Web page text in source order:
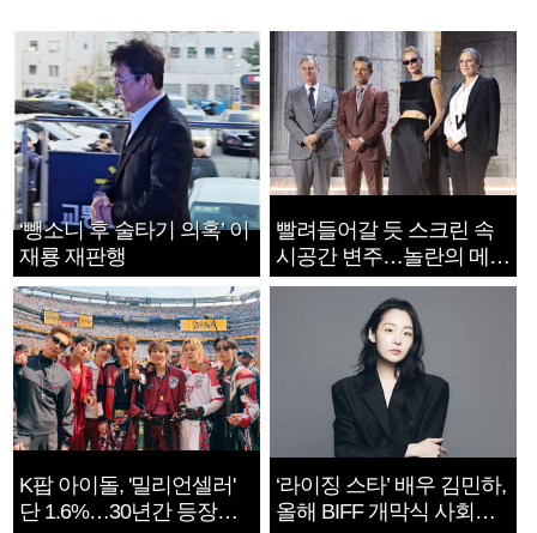
‘뺑소니 후 술타기 의혹’ 이
재룡 재판행
빨려들어갈 듯 스크린 속
시공간 변주…놀란의 메시
지는 ‘전쟁 속죄’
K팝 아이돌, '밀리언셀러'
단 1.6%…30년간 등장
‘라이징 스타’ 배우 김민하,
올해 BIFF 개막식 사회자